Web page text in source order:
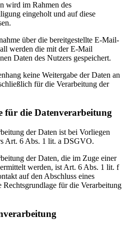
wird im Rahmen des
eingeholt und auf diese
über die bereitgestellte E-Mail-
werden die mit der E-Mail
Daten des Nutzers gespeichert.
keine Weitergabe der Daten an
für die Verarbeitung der
die Datenverarbeitung
der Daten ist bei Vorliegen
Art. 6 Abs. 1 lit. a DSGVO.
der Daten, die im Zuge einer
werden, ist Art. 6 Abs. 1 lit. f
auf den Abschluss eines
Rechtsgrundlage für die Verarbeitung